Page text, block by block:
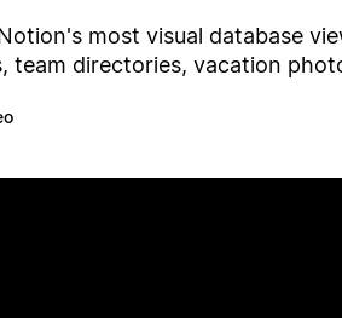
most visual database
team directories, vacation